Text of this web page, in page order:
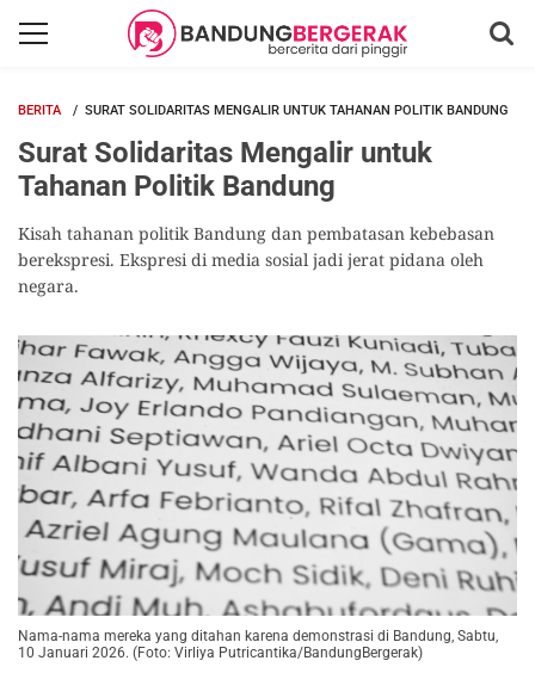
BERITA SURAT SOLIDARITAS MENGALIR UNTUK TAHANAN POLITIK BANDUNG
Surat Solidaritas Mengalir untuk
Tahanan Politik Bandung
Kisah tahanan politik Bandung dan pembatasan kebebasan
berekspresi. Ekspresi di media sosial jadi jerat pidana oleh
negara.
Nama-nama mereka yang ditahan karena demonstrasi di Bandung, Sabtu,
10 Januari 2026. (Foto: Virliya Putricantika/BandungBergerak)